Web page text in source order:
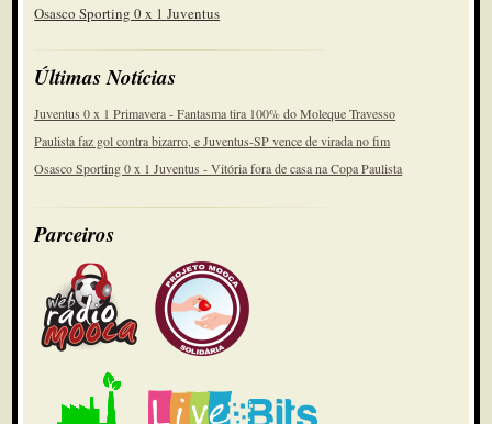
Osasco Sporting 0 x 1 Juventus
Últimas Notícias
Juventus 0 x 1 Primavera - Fantasma tira 100% do Moleque Travesso
Paulista faz gol contra bizarro, e Juventus-SP vence de virada no fim
Osasco Sporting 0 x 1 Juventus - Vitória fora de casa na Copa Paulista
Parceiros